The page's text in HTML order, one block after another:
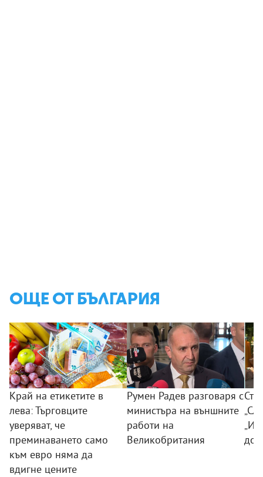
ОЩЕ ОТ БЪЛГАРИЯ
Край на етикетите в
лева: Търговците
уверяват, че
преминаването само
към евро няма да
вдигне цените
Румен Радев разговаря с
министъра на външните
работи на
Великобритания